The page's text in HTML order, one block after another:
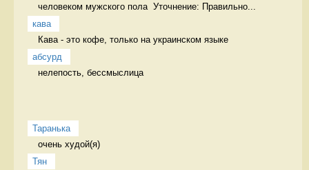
человеком мужского пола  Уточнение: Правильно...
кава
Кава - это кофе, только на украинском языке
абсурд
нелепость, бессмыслица
Таранька
очень худой(я)
Тян